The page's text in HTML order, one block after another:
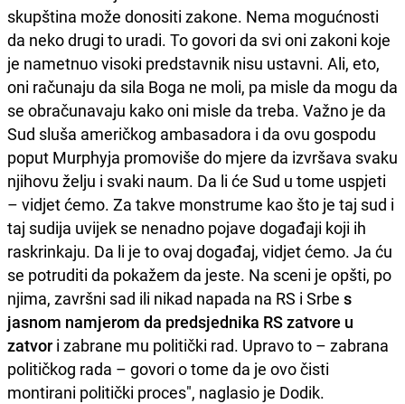
skupština može donositi zakone. Nema mogućnosti
da neko drugi to uradi. To govori da svi oni zakoni koje
je nametnuo visoki predstavnik nisu ustavni. Ali, eto,
oni računaju da sila Boga ne moli, pa misle da mogu da
se obračunavaju kako oni misle da treba. Važno je da
Sud sluša američkog ambasadora i da ovu gospodu
poput Murphyja promoviše do mjere da izvršava svaku
njihovu želju i svaki naum. Da li će Sud u tome uspjeti
– vidjet ćemo. Za takve monstrume kao što je taj sud i
taj sudija uvijek se nenadno pojave događaji koji ih
raskrinkaju. Da li je to ovaj događaj, vidjet ćemo. Ja ću
se potruditi da pokažem da jeste. Na sceni je opšti, po
njima, završni sad ili nikad napada na RS i Srbe s
jasnom namjerom da predsjednika RS zatvore u
zatvor i zabrane mu politički rad. Upravo to – zabrana
političkog rada – govori o tome da je ovo čisti
montirani politički proces", naglasio je Dodik.